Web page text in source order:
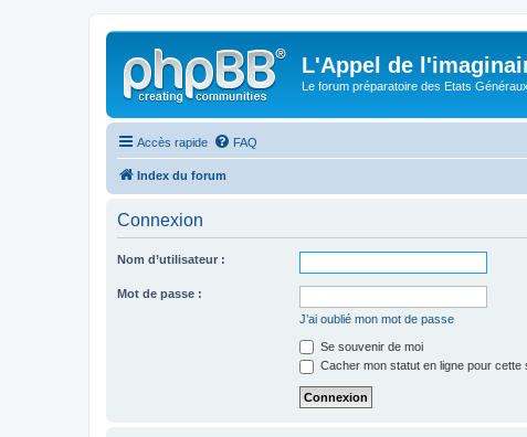
L'Appel de
Le forum préparatoire des Etats Généraux
Accès rapide FAQ
Index du forum
Connexion
Nom d’utilisateur :
Mot de passe :
J’ai oublié mon mot de passe
Se souvenir de moi
Cacher mon statut en ligne pour cette